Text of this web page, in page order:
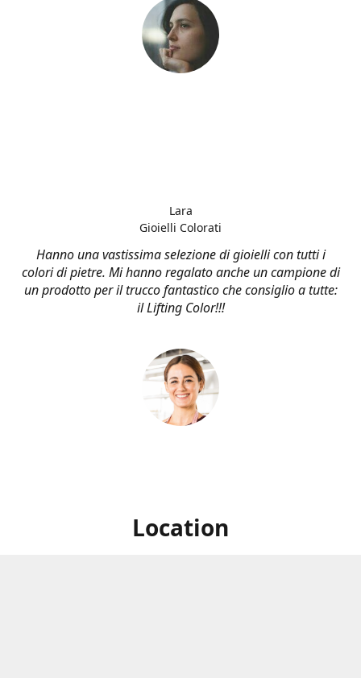
Hanno una vastissima selezione di gioielli con tutti i
colori di pietre. Mi hanno regalato anche un campione di
un prodotto per il trucco fantastico che consiglio a tutte:
il Lifting Color!!!
Lara
Gioielli Colorati
Location